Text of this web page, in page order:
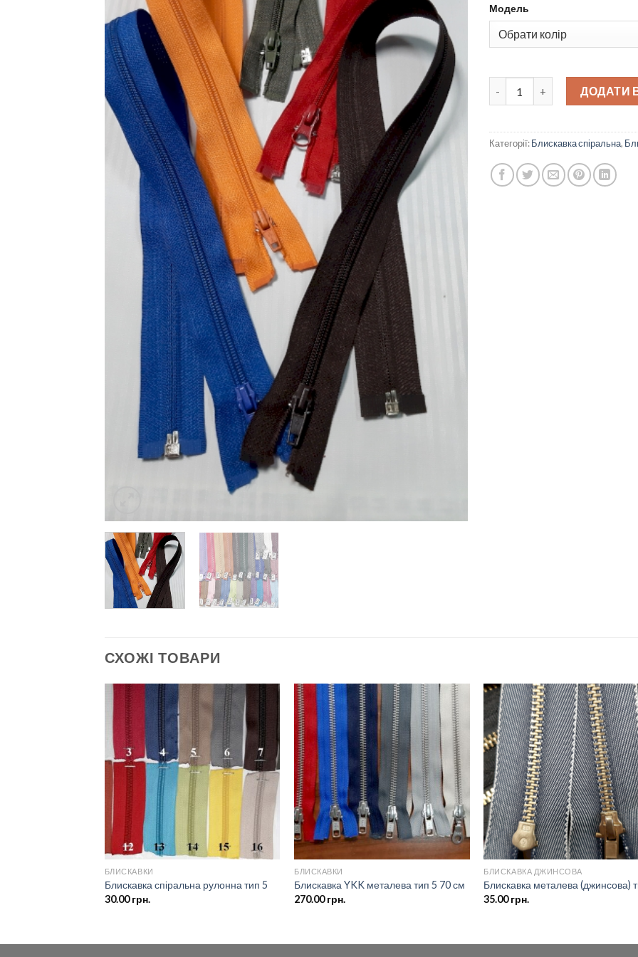
Модель
Блискавка спіральна тип 5
ДОДАТИ
Категорії:Блискавка спіральна,
СХОЖІ ТОВАРИ
Додати
списку
бажань
БЛИСКАВКИ
Блискавка спіральна рулонна тип 5
30.00грн.
Додати
до
списку
бажань
БЛИСКАВКИ
Блискавка YKK металева тип 5 70 см
270.00грн.
до
БЛИСКАВКА ДЖИНСОВА
Блискавка металева (джинсова)
35.00грн.